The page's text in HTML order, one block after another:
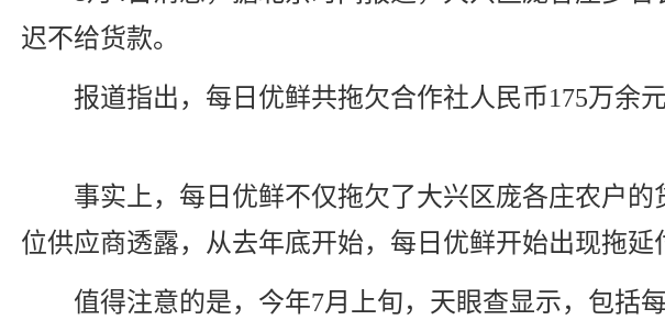
迟不给货款。
报道指出，每日优鲜共拖欠合作社人民币175万余
事实上，每日优鲜不仅拖欠了大兴区庞各庄农户
位供应商透露，从去年底开始，每日优鲜开始出现拖延
值得注意的是，今年7月上旬，天眼查显示，包括